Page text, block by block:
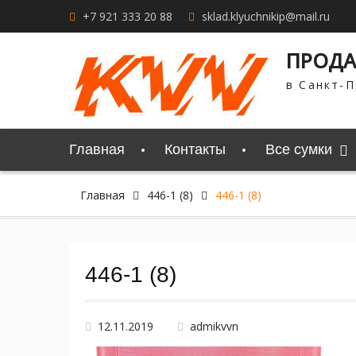
+7 921 333 20 88 sklad.klyuchnikip@mail.ru
в Санкт-
Главная Контакты Все сумки
Главная 446-1 (8) 446-1 (8)
446-1 (8)
12.11.2019 admikvvn